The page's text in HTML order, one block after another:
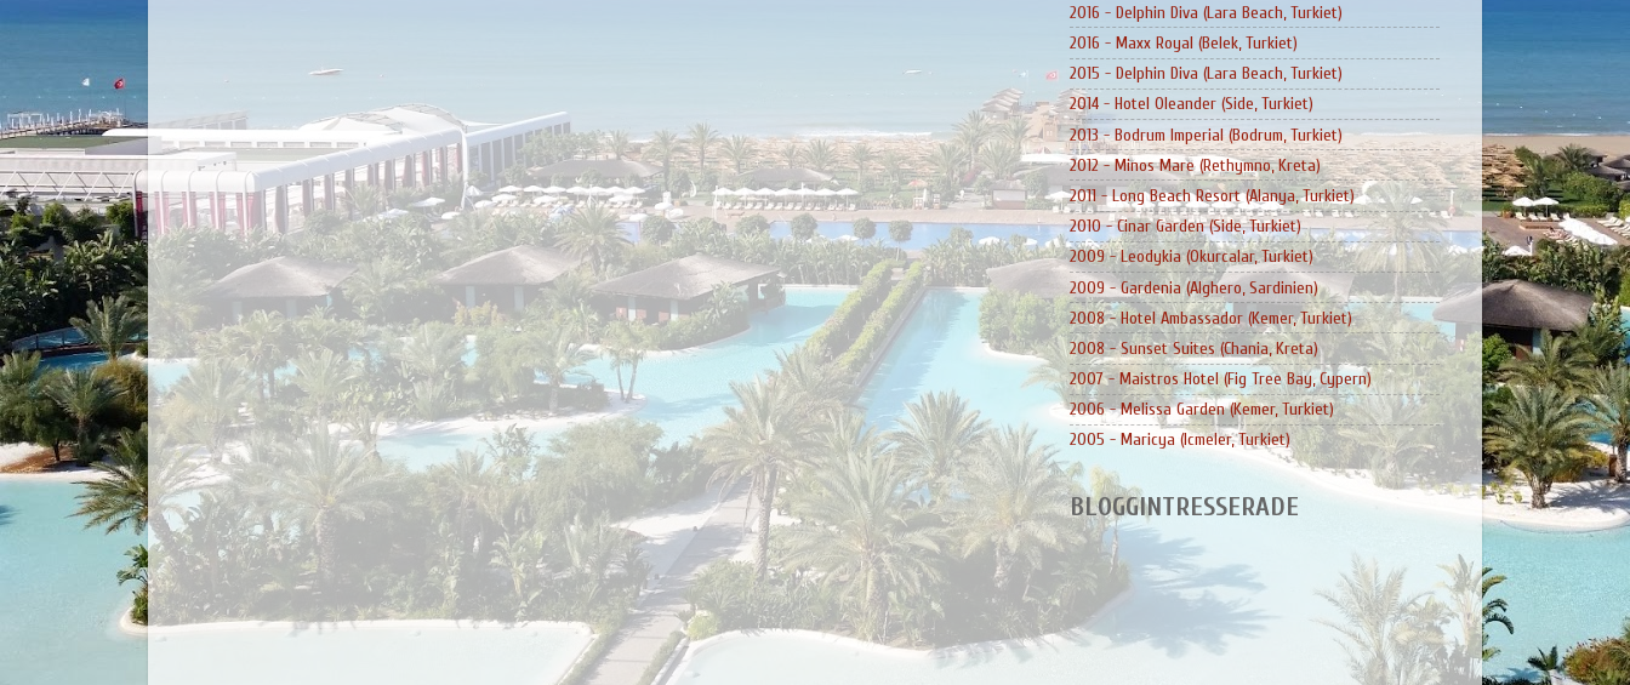
2016 - Delphin Diva (Lara Beach, Turkiet)
2016 - Maxx Royal (Belek, Turkiet)
2015 - Delphin Diva (Lara Beach, Turkiet)
2014 - Hotel Oleander (Side, Turkiet)
2013 - Bodrum Imperial (Bodrum, Turkiet)
2012 - Minos Mare (Rethymno, Kreta)
2011 - Long Beach Resort (Alanya, Turkiet)
2010 - Cinar Garden (Side, Turkiet)
2009 - Leodykia (Okurcalar, Turkiet)
2009 - Gardenia (Alghero, Sardinien)
2008 - Hotel Ambassador (Kemer, Turkiet)
2008 - Sunset Suites (Chania, Kreta)
2007 - Maistros Hotel (Fig Tree Bay, Cypern)
2006 - Melissa Garden (Kemer, Turkiet)
2005 - Maricya (Icmeler, Turkiet)
BLOGGINTRESSERADE